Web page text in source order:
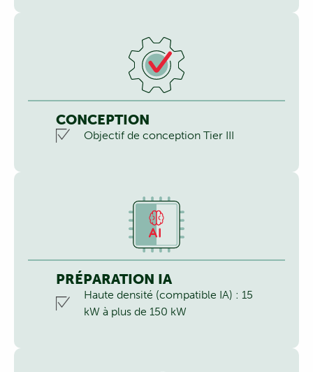
CONCEPTION
Objectif de conception Tier III
PRÉPARATION IA
Haute densité (compatible IA) : 15
kW à plus de 150 kW